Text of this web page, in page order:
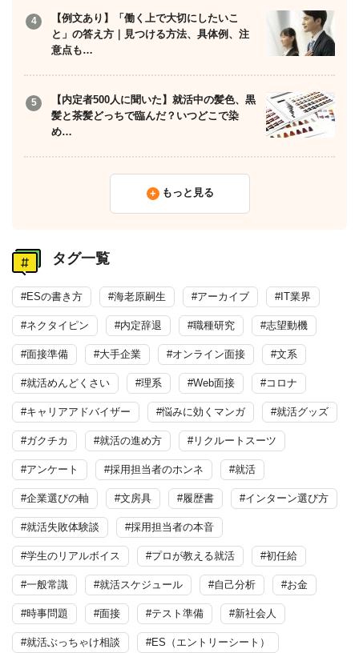
【例文あり】「働く上で大切にしたいこ
と」の答え方｜見つける方法、具体例、注
意点も…
【内定者500人に聞いた】就活中の髪色、黒
髪と茶髪どっちで臨んだ？いつどこで染
め…
もっと見る
タグ一覧
#ESの書き方 #海老原嗣生 #アーカイブ #IT業界
#ネクタイピン #内定辞退 #職種研究 #志望動機
#面接準備 #大手企業 #オンライン面接 #文系
#就活めんどくさい #理系 #Web面接 #コロナ
#キャリアアドバイザー #悩みに効くマンガ #就活グッズ
#ガクチカ #就活の進め方 #リクルートスーツ
#アンケート #採用担当者のホンネ #就活
#企業選びの軸 #文房具 #履歴書 #インターン選び方
#就活失敗体験談 #採用担当者の本音
#学生のリアルボイス #プロが教える就活 #初任給
#一般常識 #就活スケジュール #自己分析 #お金
#時事問題 #面接 #テスト準備 #新社会人
#就活ぶっちゃけ相談 #ES（エントリーシート）